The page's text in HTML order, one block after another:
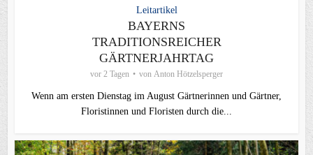
Leitartikel
BAYERNS
TRADITIONSREICHER
GÄRTNERJAHRTAG
vor 2 Tagen von Anton Hötzelsperger
Wenn am ersten Dienstag im August Gärtnerinnen und Gärtner,
Floristinnen und Floristen durch die...